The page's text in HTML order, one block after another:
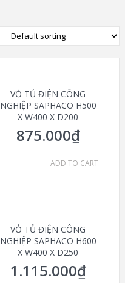
VỎ TỦ ĐIỆN CÔNG
NGHIỆP SAPHACO H500
X W400 X D200
875.000₫
ADD TO CART
VỎ TỦ ĐIỆN CÔNG
NGHIỆP SAPHACO H600
X W400 X D250
1.115.000₫